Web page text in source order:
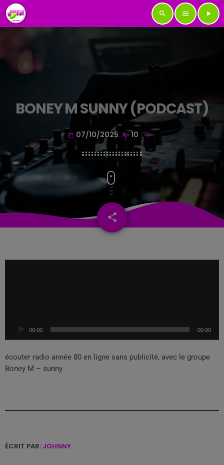
search menu play_arrow
BONEY M SUNNY (PODCAST)
today 07/10/2025 10
share
email
u
d
00:00 00:00
écouter radio année 80 en ligne sans publicité, avec le groupe
Boney M – sunny
ÉCRIT PAR: JOHNNY